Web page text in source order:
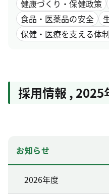
健康づくり・保健政策
食品・医薬品の安全
保健・医療を支える体
採用情報 , 2025
お知らせ
2026年度